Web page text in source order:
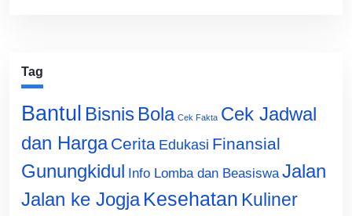
Tag
Bantul Bisnis Bola Cek Fakta Cek Jadwal
dan Harga Cerita Edukasi Finansial
Gunungkidul Info Lomba dan Beasiswa Jalan
Jalan ke Jogja Kesehatan Kuliner